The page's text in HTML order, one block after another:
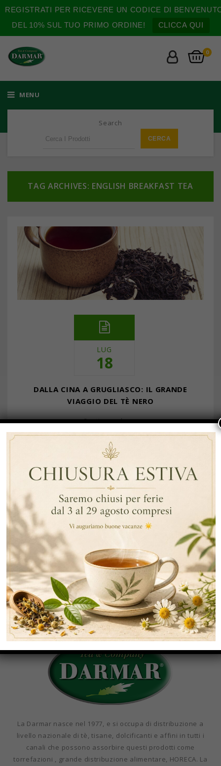
REGISTRATI PER RICEVERE UN CODICE DI
DEL 10% SUL TUO PRIMO ORDINE!
CLICCA QUI
0
MENU
Search
TAG ARCHIVES: ENGLISH BREAKFAST TEA
LUG
18
DALLA CINA A GRUGLIASCO: IL GRANDE
VIAGGIO DEL TÈ NERO
… Continua a leggere
By Data
Tè Nero Di Ceylon,
Earl Grey
Earl Grey , Tè Nero English Breakfast Tea
Tè Nero Di
Ceylon
ARTICOLI RECENTI
RECENT COMMENTS
CATEGORIE
La Darmar nasce nel 1977, e si occupa di distribuzione a
livello nazionale di tè, tisane, dolcificanti e affini in tutti i
canali che possono assorbire questi prodotti come
torrefazioni , grande distribuzione alimentare, HORECA. La